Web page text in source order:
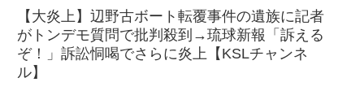
【大炎上】辺野古ボート転覆事件の遺族に記者
がトンデモ質問で批判殺到→琉球新報「訴える
ぞ！」訴訟恫喝でさらに炎上【KSLチャンネ
ル】